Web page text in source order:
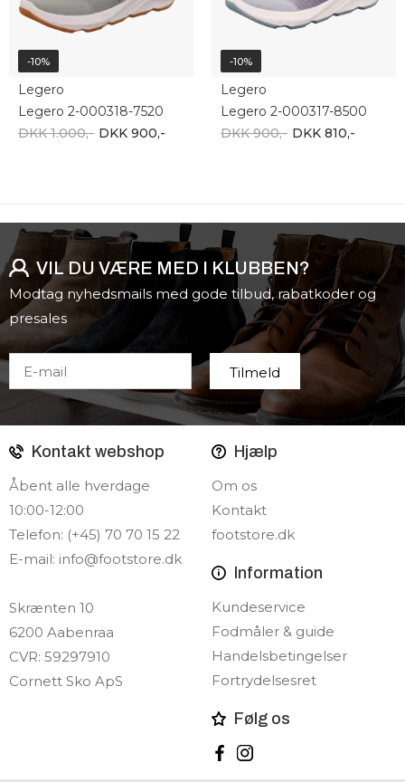
-10%
Legero
Legero 2-000318-7520
DKK 1.000,- DKK 900,-
-10%
Legero
Legero 2-000317-8500
DKK 900,- DKK 810,-
VIL DU VÆRE MED I KLUBBEN?
Modtag nyhedsmails med gode tilbud, rabatkoder og
presales
Kontakt webshop
Åbent alle hverdage
10:00-12:00
Telefon: (+45) 70 70 15 22
E-mail: info@footstore.dk
Skrænten 10
6200 Aabenraa
CVR: 59297910
Cornett Sko ApS
Hjælp
Om os
Kontakt
footstore.dk
Information
Kundeservice
Fodmåler & guide
Handelsbetingelser
Fortrydelsesret
Følg os